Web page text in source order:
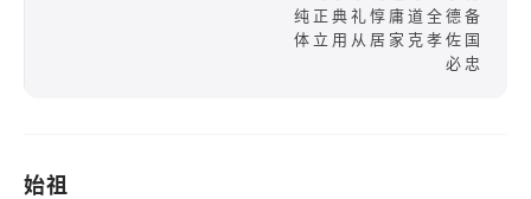
纯正典礼惇庸道全德备
体立用从居家克孝佐国
必忠
始祖